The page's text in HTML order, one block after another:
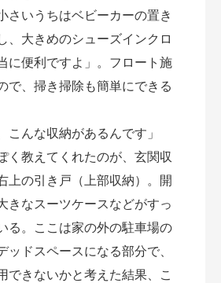
さいうちはベビーカーの置き
、大きめのシューズインクロ
に便利ですよ」。フロート施
で、掃き掃除も簡単にできる
こんな収納があるんです」
く教えてくれたのが、玄関収
上の引き戸（上部収納）。開
きなスーツケースなどがすっ
る。ここは家の外の駐車場の
ッドスペースになる部分で、
できないかと考えた結果、こ